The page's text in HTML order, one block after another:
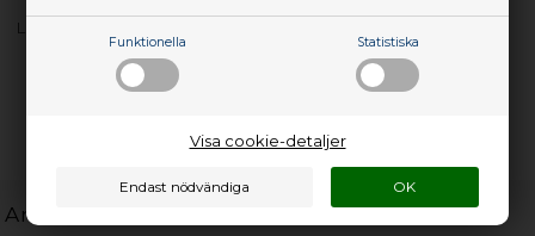
Funktionella Statistiska
Visa cookie-detaljer
Lenovo Thermal fan for Lenovo ThinkPad T480S UMA graphics
Användbara länkar